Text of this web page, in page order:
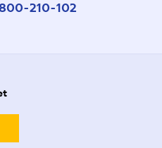
210-102